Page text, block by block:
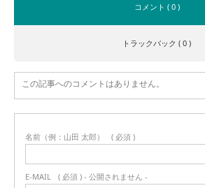
コメント ( 0 )
トラックバック ( 0 )
この記事へのコメントはありません。
名前（例：山田 太郎） ( 必須 )
E-MAIL ( 必須 ) - 公開されません -